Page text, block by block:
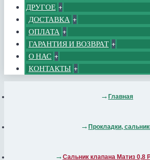
ДРУГОЕ +
ДОСТАВКА +
ОПЛАТА +
ГАРАНТИЯ И ВОЗВРАТ +
О НАС +
КОНТАКТЫ +
Главная
Прокладки,
Сальник клапана Матиз 0,8